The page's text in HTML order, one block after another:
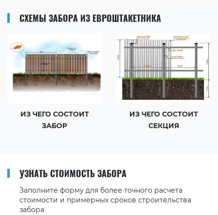
СХЕМЫ ЗАБОРА ИЗ ЕВРОШТАКЕТНИКА
ИЗ ЧЕГО СОСТОИТ
ЗАБОР
ИЗ ЧЕГО СОСТОИТ
СЕКЦИЯ
УЗНАТЬ СТОИМОСТЬ ЗАБОРА
Заполните форму для более точного расчета
стоимости и примерных сроков строительства
забора